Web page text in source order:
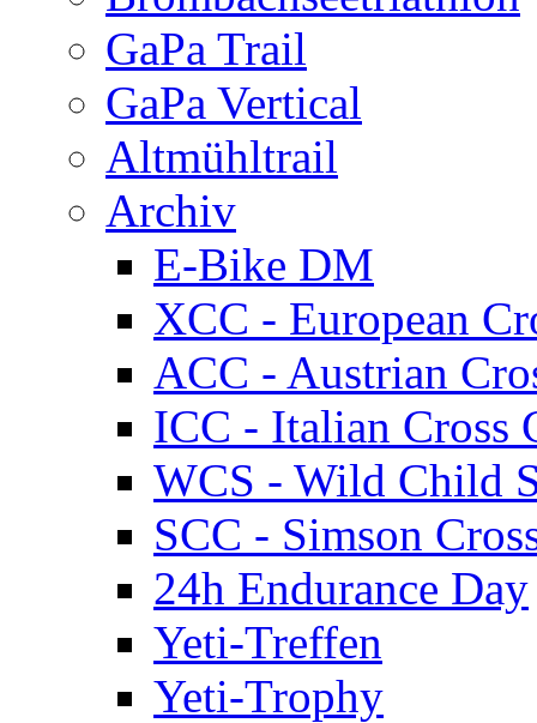
GaPa Trail
GaPa Vertical
Altmühltrail
Archiv
E-Bike DM
XCC - European
ACC - Austrian
ICC - Italian Cross
WCS - Wild Child
SCC - Simson
24h Endurance Day
Yeti-Treffen
Yeti-Trophy